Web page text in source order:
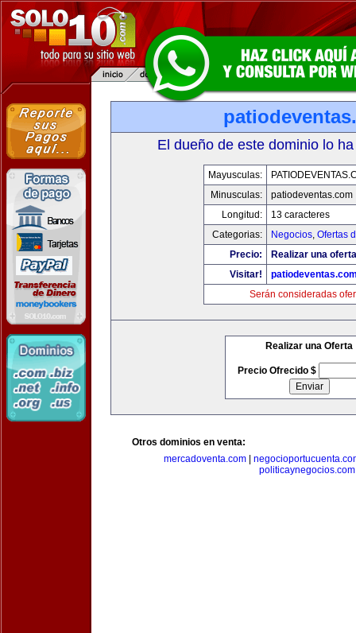
El dueño de este dominio lo
Mayusculas:
Minusculas:
patiodeventas.com
Longitud:
13 caracteres
Categorias:
Negocios, Ofertas
Precio:
Realizar una
Visitar!
Serán consideradas
Realizar una Oferta
Precio Ofrecido $
Otros dominios en venta:
mercadoventa.com
politicaynegocios.com